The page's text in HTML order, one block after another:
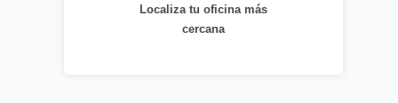
Localiza tu oficina más
cercana